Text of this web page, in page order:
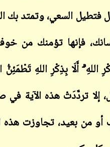
فتطيل السعي، وتمتد بك
فإنها تؤمنك من
اللهِ ۗ أَلَا بِذِكْرِ اللهِ
إلا تردَّدَتْ هذه الآية
من بعيد، تجاوزت هذه